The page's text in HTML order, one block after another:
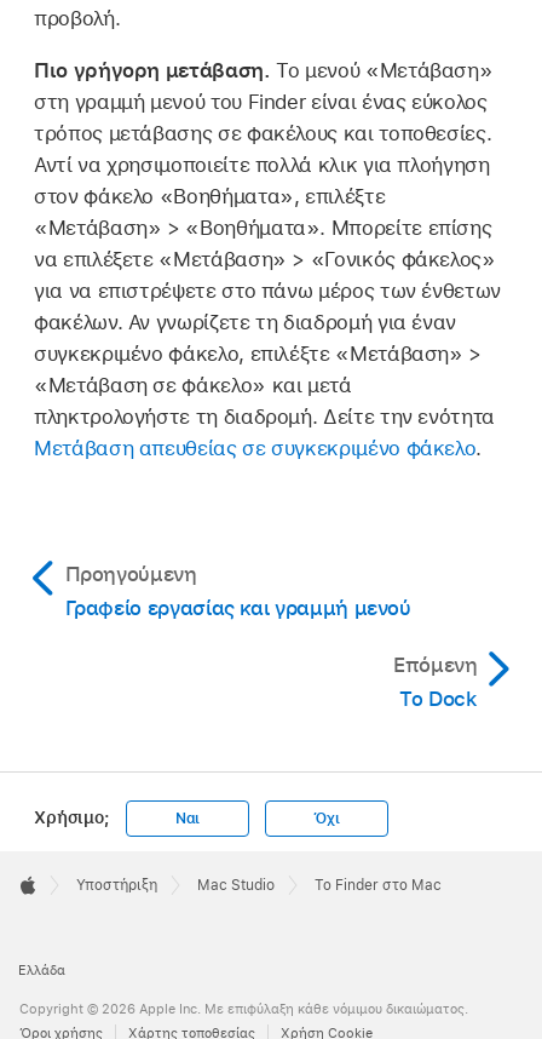
προβολή.
Πιο γρήγορη μετάβαση.Το μενού «Μετάβαση»
στη γραμμή μενού του Finder είναι ένας εύκολος
τρόπος μετάβασης σε φακέλους και τοποθεσίες.
Αντί να χρησιμοποιείτε πολλά κλικ για πλοήγηση
στον φάκελο «Βοηθήματα», επιλέξτε
«Μετάβαση» > «Βοηθήματα». Μπορείτε επίσης
να επιλέξετε «Μετάβαση» > «Γονικός φάκελος»
για να επιστρέψετε στο πάνω μέρος των ένθετων
φακέλων. Αν γνωρίζετε τη διαδρομή για έναν
συγκεκριμένο φάκελο, επιλέξτε «Μετάβαση» >
«Μετάβαση σε φάκελο» και μετά
πληκτρολογήστε τη διαδρομή. Δείτε την ενότητα
Μετάβαση απευθείας σε συγκεκριμένο φάκελο.
Προηγούμενη
Γραφείο εργασίας και γραμμή μενού
Επόμενη
Το Dock
Χρήσιμο; Ναι Όχι
Footer

Υποστήριξη Mac Studio Το Finder στο Mac
Ελλάδα
Copyright © 2026 Apple Inc. Με επιφύλαξη κάθε νόμιμου δικαιώματος.
Όροι χρήσης
Χάρτης τοποθεσίας Χρήση Cookie